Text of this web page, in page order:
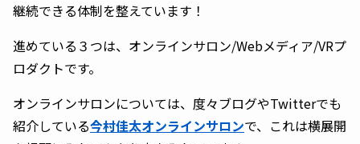
継続できる体制を整えています！
進めている３つは、オンラインサロン/Webメディア/VRプ
ロダクトです。
オンラインサロンについては、度々ブログやTwitterでも
紹介している今村佳太オンラインサロンで、これは横展開